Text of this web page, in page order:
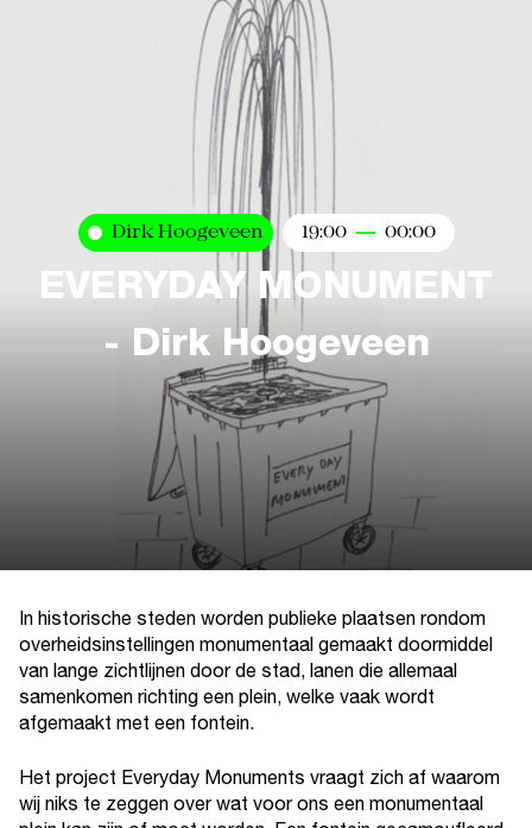
Dirk Hoogeveen 19:00 00:00
EVERYDAY MONUMENT
- Dirk Hoogeveen
In historische steden worden publieke plaatsen rondom
overheidsinstellingen monumentaal gemaakt doormiddel
van lange zichtlijnen door de stad, lanen die allemaal
samenkomen richting een plein, welke vaak wordt
afgemaakt met een fontein.
Het project Everyday Monuments vraagt zich af waarom
wij niks te zeggen over wat voor ons een monumentaal